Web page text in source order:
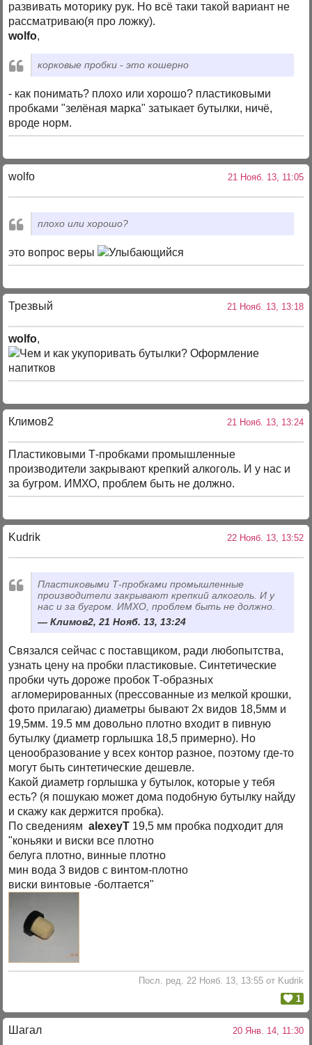
развивать моторику рук. Но всё таки такой вариант не
рассматриваю(я про ложку).
wolfo,
корковые пробки - это кошерно
- как понимать? плохо или хорошо? пластиковыми
пробками "зелёная марка" затыкает бутылки, ничё,
вроде норм.
wolfo 21 Нояб. 13, 11:05
плохо или хорошо?
это вопрос веры
Трезвый 21 Нояб. 13, 13:18
wolfo,
Климов2 21 Нояб. 13, 13:24
Пластиковыми Т-пробками промышленные
производители закрывают крепкий алкоголь. И у нас и
за бугром. ИМХО, проблем быть не должно.
Kudrik 22 Нояб. 13, 13:52
Пластиковыми Т-пробками промышленные
производители закрывают крепкий алкоголь. И у
нас и за бугром. ИМХО, проблем быть не должно.
Климов2, 21 Нояб. 13, 13:24
Связался сейчас с поставщиком, ради любопытства,
узнать цену на пробки пластиковые. Синтетические
пробки чуть дороже пробок Т-образных
агломерированных (прессованные из мелкой крошки,
фото прилагаю) диаметры бывают 2х видов 18,5мм и
19,5мм. 19.5 мм довольно плотно входит в пивную
бутылку (диаметр горлышка 18,5 примерно). Но
ценообразование у всех контор разное, поэтому где-то
могут быть синтетические дешевле.
Какой диаметр горлышка у бутылок, которые у тебя
есть? (я пошукаю может дома подобную бутылку найду
и скажу как держится пробка).
По сведениямalexeyT 19,5 мм пробка подходит для
"коньяки и виски все плотно
белуга плотно, винные плотно
мин вода 3 видов с винтом-плотно
виски винтовые -болтается"
Посл. ред. 22 Нояб. 13, 13:55 от Kudrik
1
Шагал 20 Янв. 14, 11:30